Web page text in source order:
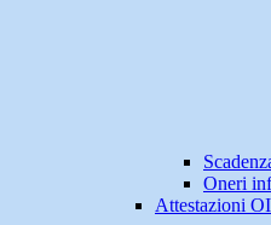
Oneri
Attestazioni